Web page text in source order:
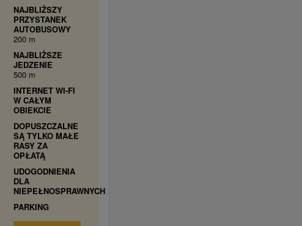
NAJBLIŻSZY
PRZYSTANEK
AUTOBUSOWY
200 m
NAJBLIŻSZE
JEDZENIE
500 m
INTERNET WI-FI
W CAŁYM
OBIEKCIE
DOPUSZCZALNE
SĄ TYLKO MAŁE
RASY ZA
OPŁATĄ
UDOGODNIENIA
DLA
NIEPEŁNOSPRAWNYCH
PARKING